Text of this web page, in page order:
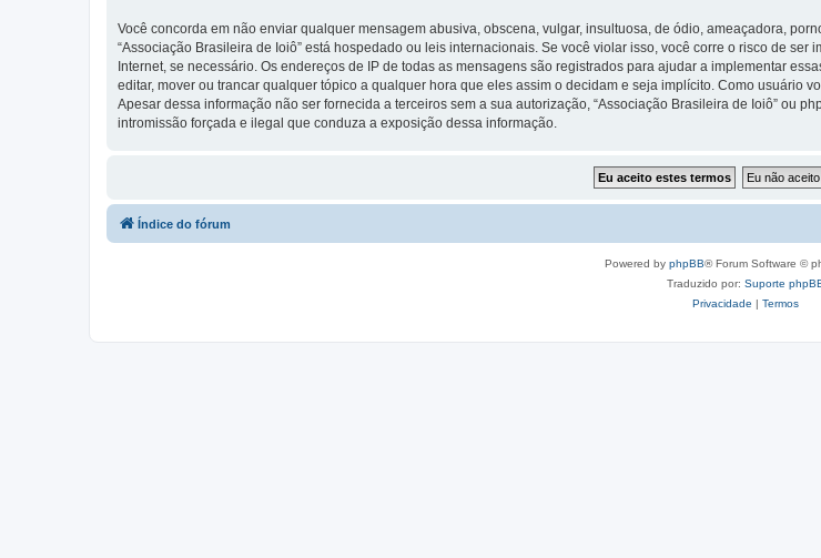
Você concorda em não enviar qualquer mensagem abusiva, obscena, vulgar, insultuosa, de ódio, ameaçadora,
“Associação Brasileira de Ioiô” está hospedado ou leis internacionais. Se você violar isso, você corre o risco de
Internet, se necessário. Os endereços de IP de todas as mensagens são registrados para ajudar a implementar
editar, mover ou trancar qualquer tópico a qualquer hora que eles assim o decidam e seja implícito. Como usuário
Apesar dessa informação não ser fornecida a terceiros sem a sua autorização, “Associação Brasileira de Ioiô” ou
intromissão forçada e ilegal que conduza a exposição dessa informação.
Índice do fórum
Powered by phpBB® Forum Software ©
Traduzido por: Suporte
Privacidade | Termos